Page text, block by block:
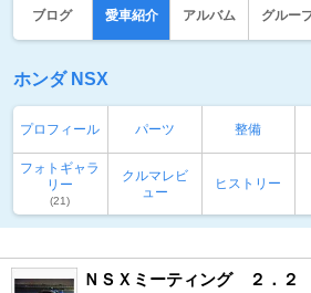
ブログ 愛車紹介 アルバム グルー
ホンダ NSX
プロフィール パーツ 整備
フォトギャラ
リー
(21)
クルマレビ
ュー
ヒストリー
ＮＳＸミーティング ２．